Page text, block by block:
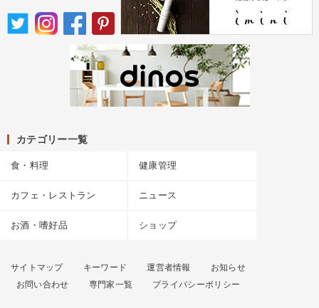
カテゴリー一覧
食・料理 健康管理
カフェ・レストラン ニュース
お酒・嗜好品 ショップ
サイトマップ キーワード 運営者情報
お知らせ
お問い合わせ
専門家一覧 プライバシーポリシー